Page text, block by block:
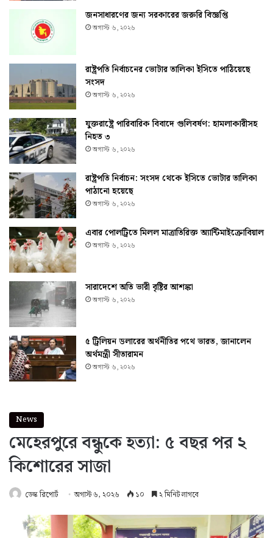
জনসাধারণের জন্য সরকারের জরুরি বিজ্ঞপ্তি
অগাস্ট ৬, ২০২৬
রাষ্ট্রপতি নির্বাচনের ভোটার তালিকা ইসিতে পাঠিয়েছে
সংসদ
অগাস্ট ৬, ২০২৬
যুক্তরাষ্ট্রে পারিবারিক বিবাদে গুলিবর্ষণ: হামলাকারীসহ
নিহত ৩
অগাস্ট ৬, ২০২৬
রাষ্ট্রপতি নির্বাচন: সংসদ থেকে ইসিতে ভোটার তালিকা
পাঠানো হয়েছে
অগাস্ট ৬, ২০২৬
এবার পোলট্রিতে মিলল মাত্রাতিরিক্ত অ্যান্টিমাইক্রোবিয়াল
অগাস্ট ৬, ২০২৬
সারাদেশে অতি ভারী বৃষ্টির আশঙ্কা
অগাস্ট ৬, ২০২৬
৫ ট্রিলিয়ন ডলারের অর্থনীতির পথে ভারত, জানালেন
অর্থমন্ত্রী সীতারামন
অগাস্ট ৬, ২০২৬